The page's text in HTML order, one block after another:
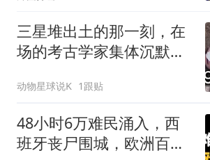
三星堆出土的那一刻，在
场的考古学家集体沉默
动物星球说K 1跟贴
48小时6万难民涌入，西
班牙丧尸围城，欧洲百年